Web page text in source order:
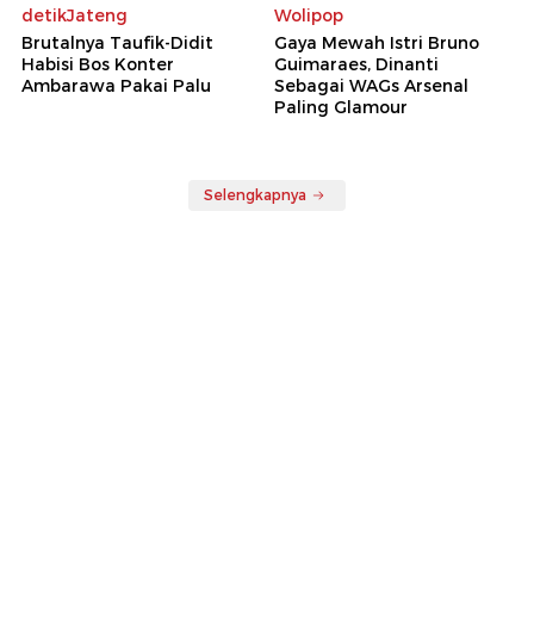
detikJateng
Brutalnya Taufik-Didit
Habisi Bos Konter
Ambarawa Pakai Palu
Wolipop
Gaya Mewah Istri Bruno
Guimaraes, Dinanti
Sebagai WAGs Arsenal
Paling Glamour
Selengkapnya